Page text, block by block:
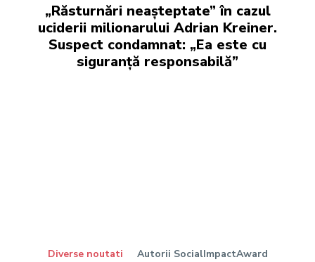
„Răsturnări neașteptate” în cazul
uciderii milionarului Adrian Kreiner.
Suspect condamnat: „Ea este cu
siguranță responsabilă”
Diverse noutati Autorii SocialImpactAward